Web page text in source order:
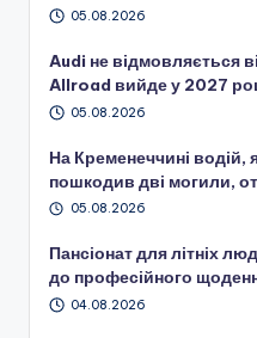
05.08.2026
Audi не відмовляється
Allroad вийде у 2027
05.08.2026
На Кременеччині водій,
пошкодив дві могили,
05.08.2026
Пансіонат для літніх
до професійного
04.08.2026